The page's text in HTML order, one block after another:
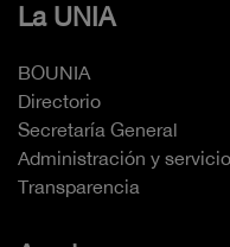
La UNIA
BOUNIA
Directorio
Secretaría General
Administración y
Transparencia